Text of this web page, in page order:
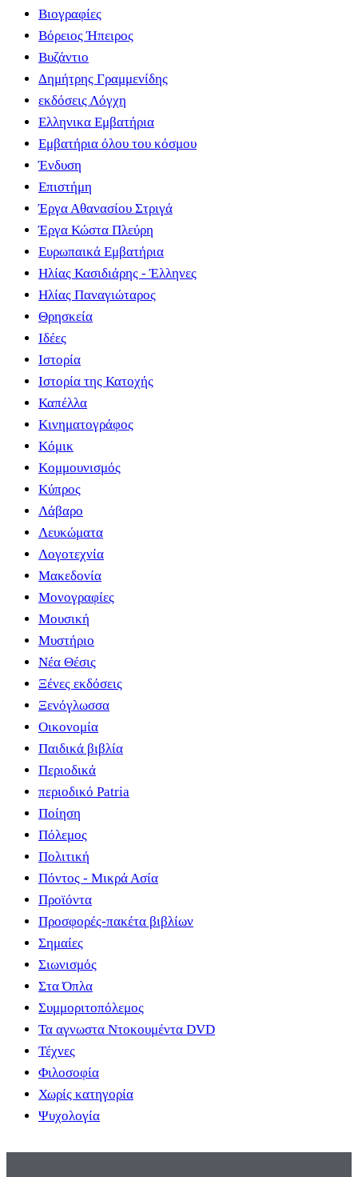
Βιογραφίες
Βόρειος Ήπειρος
Βυζάντιο
Δημήτρης Γραμμενίδης
εκδόσεις Λόγχη
Ελληνικα Εμβατήρια
Εμβατήρια όλου του κόσμου
Ένδυση
Επιστήμη
Έργα Αθανασίου Στριγά
Έργα Κώστα Πλεύρη
Ευρωπαικά Εμβατήρια
Ηλίας Κασιδιάρης - Έλληνες
Ηλίας Παναγιώταρος
Θρησκεία
Ιδέες
Ιστορία
Ιστορία της Κατοχής
Καπέλλα
Κινηματογράφος
Κόμικ
Κομμουνισμός
Κύπρος
Λάβαρο
Λευκώματα
Λογοτεχνία
Μακεδονία
Μονογραφίες
Μουσική
Μυστήριο
Νέα Θέσις
Ξένες εκδόσεις
Ξενόγλωσσα
Οικονομία
Παιδικά βιβλία
Περιοδικά
περιοδικό Patria
Ποίηση
Πόλεμος
Πολιτική
Πόντος - Μικρά Ασία
Προϊόντα
Προσφορές-πακέτα βιβλίων
Σημαίες
Σιωνισμός
Στα Όπλα
Συμμοριτοπόλεμος
Τα αγνωστα Ντοκουμέντα DVD
Τέχνες
Φιλοσοφία
Χωρίς κατηγορία
Ψυχολογία